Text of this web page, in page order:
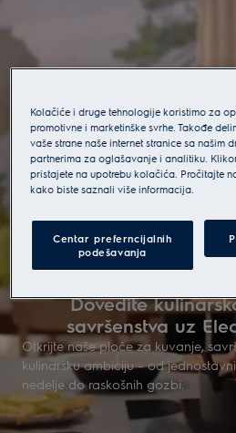
Dovedite
savršenstva uz
Otkrijte naše ploče za kuvanje,
kulinarsku ambiciju – od
nedelje do raskošnih gozbi.
Kolačiće i druge tehnologije koristimo za
promotivne i marketinške svrhe. Takođe
vaše strane naše internet stranice sa našim
partnerima za oglašavanje i analitiku.
pristajete na upotrebu kolačića. Pročitajte
kako biste saznali više informacija.
Centar preferncijalnih
podešavanja